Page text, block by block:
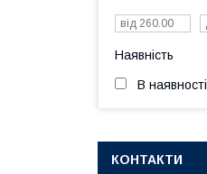
Наявність
В наявності
КОНТАКТИ